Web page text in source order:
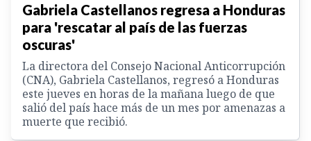
Gabriela Castellanos regresa a Honduras
para 'rescatar al país de las fuerzas
oscuras'
La directora del Consejo Nacional Anticorrupción
(CNA), Gabriela Castellanos, regresó a Honduras
este jueves en horas de la mañana luego de que
salió del país hace más de un mes por amenazas a
muerte que recibió.